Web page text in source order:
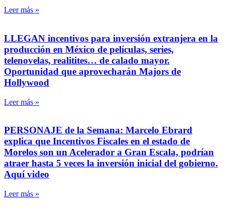
Leer más »
LLEGAN incentivos para inversión extranjera en la
producción en México de películas, series,
telenovelas, realitites… de calado mayor.
Oportunidad que aprovecharán Majors de
Hollywood
Leer más »
PERSONAJE de la Semana: Marcelo Ebrard
explica que Incentivos Fiscales en el estado de
Morelos son un Acelerador a Gran Escala, podrían
atraer hasta 5 veces la inversión inicial del gobierno.
Aquí video
Leer más »